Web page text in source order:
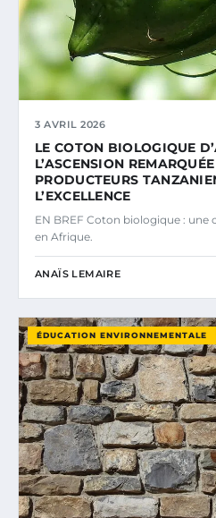
3 AVRIL 2026
LE COTON BIOLOGIQUE
L’ASCENSION
PRODUCTEURS
L’EXCELLENCE
EN BREF Coton biologique : une
en Afrique.
ANAÏS LEMAIRE
ÉDUCATION ENVIRONNEMENTALE